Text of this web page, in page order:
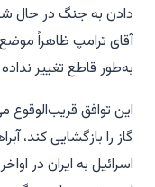
دادن به جنگ در حال
آقای ترامپ ظاهراً
به‌طور قاطع تغییر
این توافق قریب‌الوقوع
گاز را بازگشایی کند،
اسرائیل به ایران در